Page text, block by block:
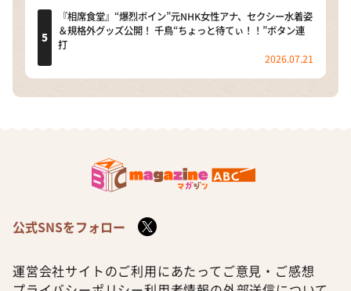
『相席食堂』“爆烈ボイン”元NHK女性アナ、セクシー水着姿
＆規格外グッズ公開！ 千鳥“ちょっと待てぃ！！”ボタン連
打
2026.07.21
公式SNSをフォロー
運営会社サイトのご利用にあたって ご意見・ご感想